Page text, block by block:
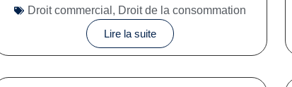
Droit commercial , Droit de la consommation
Lire la suite